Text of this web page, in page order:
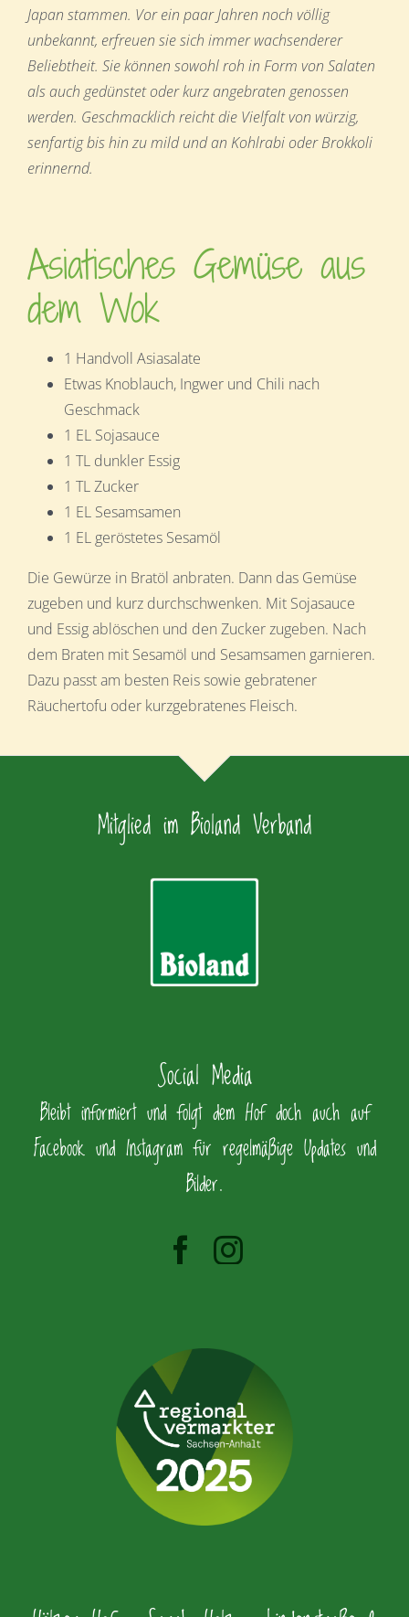
Japan stammen. Vor ein paar Jahren noch völlig
unbekannt, erfreuen sie sich immer wachsenderer
Beliebtheit. Sie können sowohl roh in Form von Salaten
als auch gedünstet oder kurz angebraten genossen
werden. Geschmacklich reicht die Vielfalt von würzig,
senfartig bis hin zu mild und an Kohlrabi oder Brokkoli
erinnernd.
Asiatisches Gemüse aus
dem Wok
1 Handvoll Asiasalate
Etwas Knoblauch, Ingwer und Chili nach
Geschmack
1 EL Sojasauce
1 TL dunkler Essig
1 TL Zucker
1 EL Sesamsamen
1 EL geröstetes Sesamöl
Die Gewürze in Bratöl anbraten. Dann das Gemüse
zugeben und kurz durchschwenken. Mit Sojasauce
und Essig ablöschen und den Zucker zugeben. Nach
dem Braten mit Sesamöl und Sesamsamen garnieren.
Dazu passt am besten Reis sowie gebratener
Räuchertofu oder kurzgebratenes Fleisch.
Mitglied im Bioland Verband
Social Media
Bleibt informiert und folgt dem Hof doch auch auf
Facebook und Instagram für regelmäßige Updates und
Bilder.